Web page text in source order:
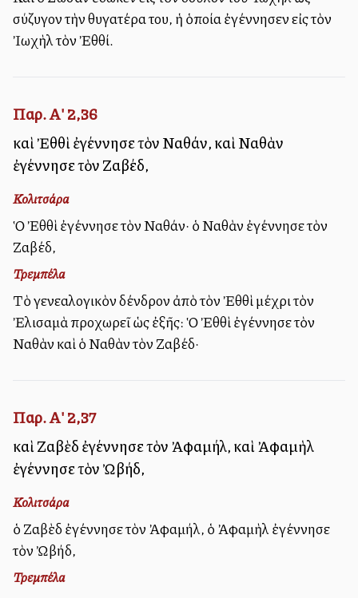
σύζυγον τὴν θυγατέρα του, ἡ ὁποία ἐγέννησεν εἰς τὸν
Ἰωχὴλ τὸν Ἐθθί.
Παρ. Α' 2,36
καὶ Ἐθθὶ ἐγέννησε τὸν Ναθάν, καὶ Ναθὰν
ἐγέννησε τὸν Ζαβέδ,
Κολιτσάρα
Ὁ Ἐθθὶ ἐγέννησε τὸν Ναθάν· ὁ Ναθὰν ἐγέννησε τὸν
Ζαβέδ,
Τρεμπέλα
Τὸ γενεαλογικὸν δένδρον ἀπὸ τὸν Ἐθθὶ μέχρι τὸν
Ἐλισαμὰ προχωρεῖ ὡς ἐξῆς: Ὁ Ἐθθὶ ἐγέννησε τὸν
Ναθὰν καὶ ὁ Ναθὰν τὸν Ζαβέδ·
Παρ. Α' 2,37
καὶ Ζαβὲδ ἐγέννησε τὸν Ἀφαμήλ, καὶ Ἀφαμὴλ
ἐγέννησε τὸν Ὠβήδ,
Κολιτσάρα
ὁ Ζαβὲδ ἐγέννησε τὸν Ἀφαμήλ, ὁ Ἀφαμὴλ ἐγέννησε
τὸν Ὠβήδ,
Τρεμπέλα